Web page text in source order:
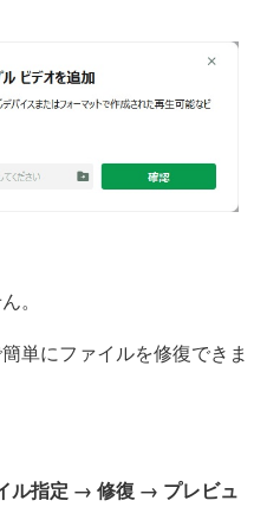
。
単にファイルを修復できま
ル指定 → 修復 → プレビュ